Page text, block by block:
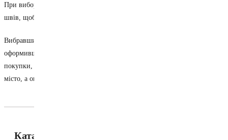
При виборі спортивних шортів варто звернути увагу і на обробку
швів, щоб при русі не було дискомфорту та не травмувалася шкіра.
Вибравши шорти спортивні чоловічі в інтернет-магазині SportGO та
оформивши замовлення, слід уточнити кількість одиниць товару для
покупки, бажаний колір та розмір. Доставка здійснюється в будь-яке
місто, а оплата провадиться при отриманні товару.
Каталог товарів